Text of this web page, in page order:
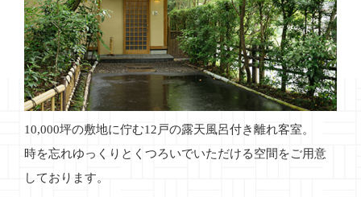
10,000坪の敷地に佇む12戸の露天風呂付き離れ客室。
時を忘れゆっくりとくつろいでいただける空間をご用意
しております。